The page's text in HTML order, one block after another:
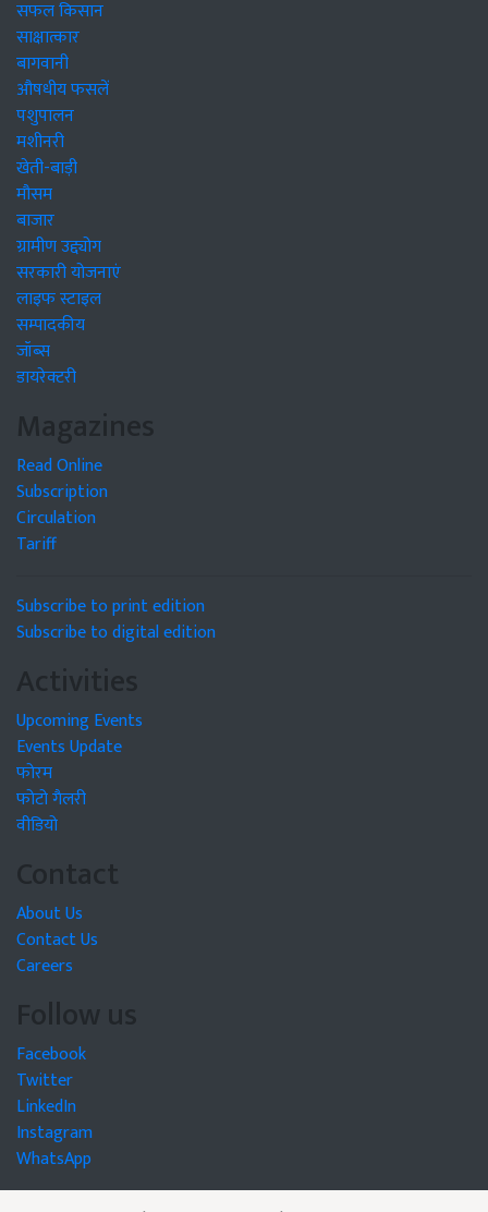
सफल किसान
साक्षात्कार
बागवानी
औषधीय फसलें
पशुपालन
मशीनरी
खेती-बाड़ी
मौसम
बाजार
ग्रामीण उद्द्योग
सरकारी योजनाएं
लाइफ स्टाइल
सम्पादकीय
जॉब्स
डायरेक्टरी
Magazines
Read Online
Subscription
Circulation
Tariff
Subscribe to print edition
Subscribe to digital edition
Activities
Upcoming Events
Events Update
फोरम
फोटो गैलरी
वीडियो
Contact
About Us
Contact Us
Careers
Follow us
Facebook
Twitter
LinkedIn
Instagram
WhatsApp